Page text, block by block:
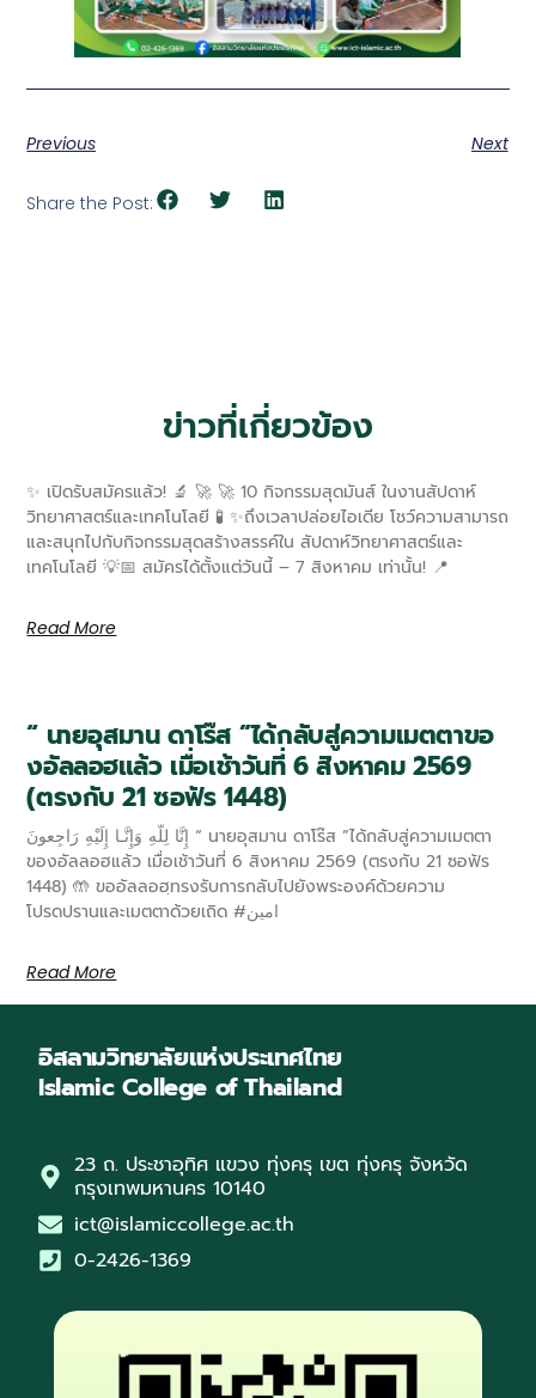
Previous Next
Share the Post:
ข่าวที่เกี่ยวข้อง
✨ เปิดรับสมัครแล้ว! 🔬 🚀 🚀 10 กิจกรรมสุดมันส์ ในงานสัปดาห์
วิทยาศาสตร์และเทคโนโลยี 🧪 ✨ถึงเวลาปล่อยไอเดีย โชว์ความสามารถ
และสนุกไปกับกิจกรรมสุดสร้างสรรค์ใน สัปดาห์วิทยาศาสตร์และ
เทคโนโลยี 💡📅 สมัครได้ตั้งแต่วันนี้ – 7 สิงหาคม เท่านั้น! 📍
Read More
“ นายอุสมาน ดาโร๊ส ”ได้กลับสู่ความเมตตาขอ
งอัลลอฮแล้ว เมื่อเช้าวันที่ 6 สิงหาคม 2569
(ตรงกับ 21 ซอฟัร 1448)
إِنَّا لِلّهِ وَإِنَّـا إِلَيْهِ رَاجِعونَ “ นายอุสมาน ดาโร๊ส ”ได้กลับสู่ความเมตตา
ของอัลลอฮแล้ว เมื่อเช้าวันที่ 6 สิงหาคม 2569 (ตรงกับ 21 ซอฟัร
1448) 🤲 ขออัลลอฮฺทรงรับการกลับไปยังพระองค์ด้วยความ
โปรดปรานและเมตตาด้วยเถิด #امين
Read More
อิสลามวิทยาลัยแห่งประเทศไทย
Islamic College of Thailand
23 ถ. ประชาอุทิศ แขวง ทุ่งครุ เขต ทุ่งครุ จังหวัด
กรุงเทพมหานคร 10140
ict@islamiccollege.ac.th
0-2426-1369